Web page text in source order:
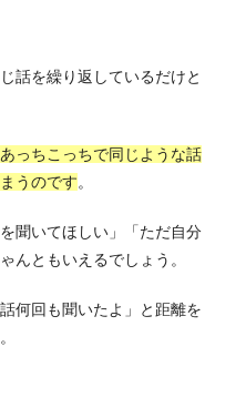
話を繰り返しているだけと
あっちこっちで同じような話
うのです。
聞いてほしい」「ただ自分
んともいえるでしょう。
何回も聞いたよ」と距離を